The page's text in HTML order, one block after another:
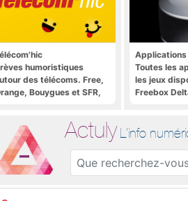
humoristiques
des télécoms. Free,
Bouygues et SFR,
Applications
Toutes les
les jeux
Freebox
Actuly L'info